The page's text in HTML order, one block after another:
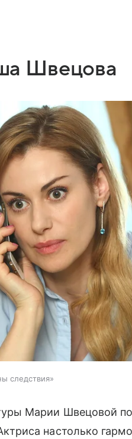
Швецова
следствия»
Марии Швецовой
настолько